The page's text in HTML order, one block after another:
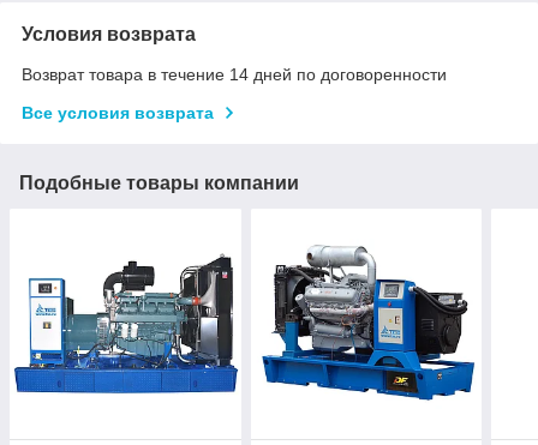
Условия возврата
Возврат товара в течение 14 дней по договоренности
Все условия возврата
Подобные товары компании